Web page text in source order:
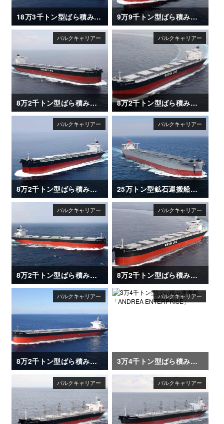
18万3千トン型ばら積み運搬船「UNITED ETERNITY」 9万9千トン型ばら積み運搬船「NAGARA MARU (長良丸)」
8万2千トン型ばら積み運搬船「SAKIZAYA LEADER」 8万2千トン型ばら積み運搬船「SAKIZAYA KALON」
8万2千トン型ばら積み運搬船「XING LE HAI」 25万トン型鉱石運搬船「CAPE HAYATOMO」
8万2千トン型ばら積み運搬船「XING HUAN HAI」 8万2千トン型ばら積み運搬船「SAKIZAYA JUSTICE」
8万2千トン型ばら積み運搬船「OLGA V」 3万4千トン型ばら積み運搬船「ANDREA ENTERPRISE」